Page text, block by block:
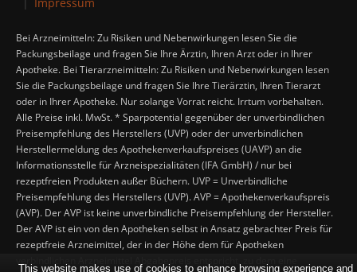
Bei Arzneimitteln: Zu Risiken und Nebenwirkungen lesen Sie die
Packungsbeilage und fragen Sie Ihre Ärztin, Ihren Arzt oder in Ihrer
Apotheke. Bei Tierarzneimitteln: Zu Risiken und Nebenwirkungen lesen
Sie die Packungsbeilage und fragen Sie Ihre Tierärztin, Ihren Tierarzt
oder in Ihrer Apotheke. Nur solange Vorrat reicht. Irrtum vorbehalten.
Alle Preise inkl. MwSt. * Sparpotential gegenüber der unverbindlichen
Preisempfehlung des Herstellers (UVP) oder der unverbindlichen
Herstellermeldung des Apothekenverkaufspreises (UAVP) an die
Informationsstelle für Arzneispezialitäten (IFA GmbH) / nur bei
rezeptfreien Produkten außer Büchern. UVP = Unverbindliche
Preisempfehlung des Herstellers (UVP). AVP = Apothekenverkaufspreis
(AVP). Der AVP ist keine unverbindliche Preisempfehlung der Hersteller.
Der AVP ist ein von den Apotheken selbst in Ansatz gebrachter Preis für
rezeptfreie Arzneimittel, der in der Höhe dem für Apotheken
This website makes use of cookies to enhance browsing experience and